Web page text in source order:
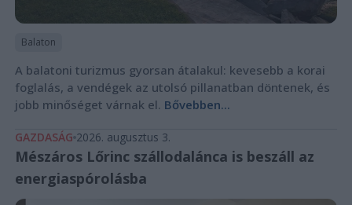
Balaton
A balatoni turizmus gyorsan átalakul: kevesebb a korai
foglalás, a vendégek az utolsó pillanatban döntenek, és
jobb minőséget várnak el. Bővebben...
GAZDASÁG 2026. augusztus 3.
Mészáros Lőrinc szállodalánca is beszáll az
energiaspórolásba